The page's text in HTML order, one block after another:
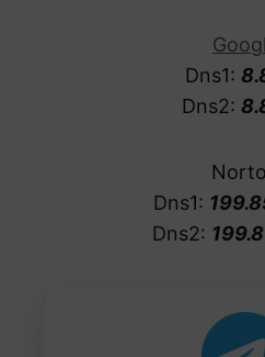
Dns1:
Dns2:
Dns1:
Dns2: